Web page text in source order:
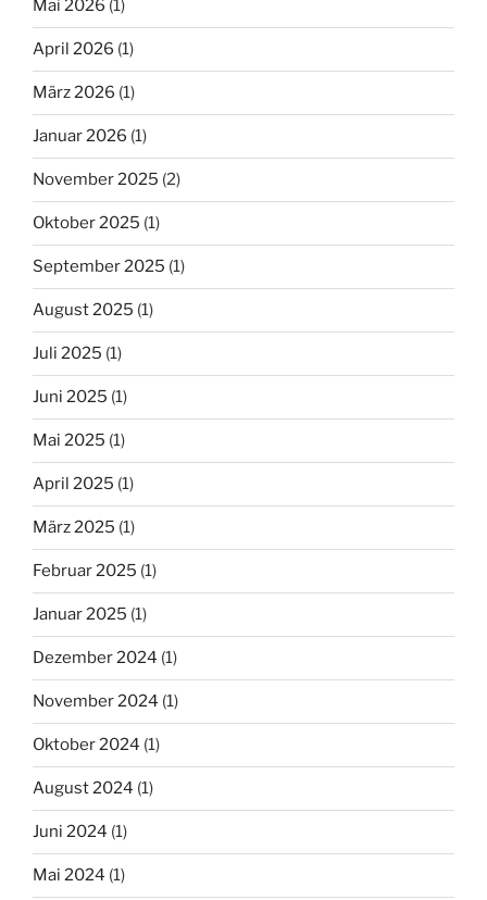
Mai 2026 (1)
April 2026 (1)
März 2026 (1)
Januar 2026 (1)
November 2025 (2)
Oktober 2025 (1)
September 2025 (1)
August 2025 (1)
Juli 2025 (1)
Juni 2025 (1)
Mai 2025 (1)
April 2025 (1)
März 2025 (1)
Februar 2025 (1)
Januar 2025 (1)
Dezember 2024 (1)
November 2024 (1)
Oktober 2024 (1)
August 2024 (1)
Juni 2024 (1)
Mai 2024 (1)